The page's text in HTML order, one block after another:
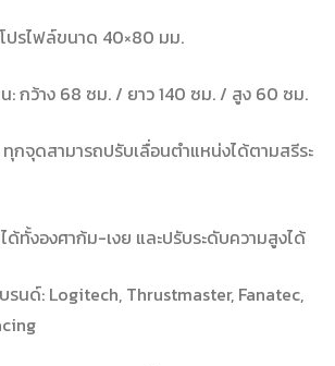
ปรไฟล์ขนาด 40×80 มม.
: กว้าง 68 ซม. / ยาว 140 ซม. / สูง 60 ซม.
ทุกจุดสามารถปรับเลื่อนตำแหน่งได้ตามสรีระ
ทั้งองศาก้ม-เงย และปรับระดับความสูงได้
นด์: Logitech, Thrustmaster, Fanatec,